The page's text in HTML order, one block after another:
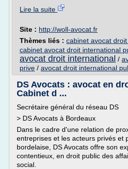
Lire la suite
Site : http://woll-avocat.fr
Thèmes liés : cabinet avocat
cabinet avocat droit international
avocat droit international /
prive / avocat droit international
DS Avocats : avocat en
Cabinet d ...
Secrétaire général du réseau DS
> DS Avocats à Bordeaux
Dans le cadre d'une relation de
entreprises et les acteurs privés et
bordelaise, DS Avocats offre son
contentieux, en droit public des
social.